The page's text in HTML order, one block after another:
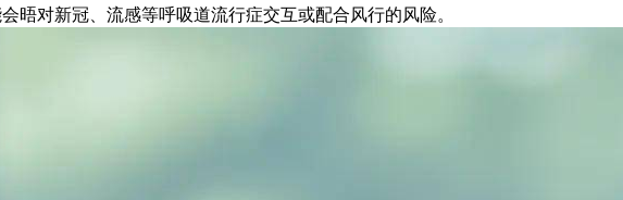
对新冠、流感等呼吸道流行症交互或配合风行的风险。